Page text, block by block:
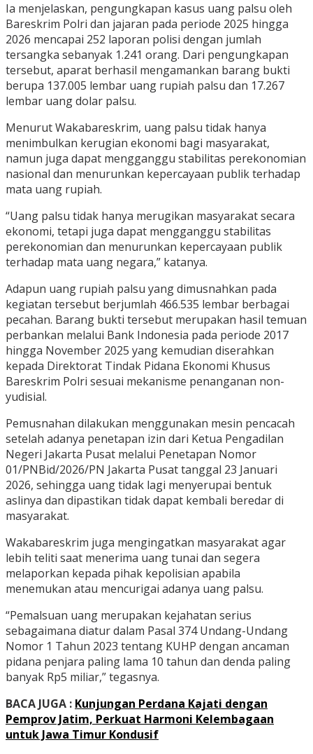
Ia menjelaskan, pengungkapan kasus uang palsu oleh
Bareskrim Polri dan jajaran pada periode 2025 hingga
2026 mencapai 252 laporan polisi dengan jumlah
tersangka sebanyak 1.241 orang. Dari pengungkapan
tersebut, aparat berhasil mengamankan barang bukti
berupa 137.005 lembar uang rupiah palsu dan 17.267
lembar uang dolar palsu.
Menurut Wakabareskrim, uang palsu tidak hanya
menimbulkan kerugian ekonomi bagi masyarakat,
namun juga dapat mengganggu stabilitas perekonomian
nasional dan menurunkan kepercayaan publik terhadap
mata uang rupiah.
“Uang palsu tidak hanya merugikan masyarakat secara
ekonomi, tetapi juga dapat mengganggu stabilitas
perekonomian dan menurunkan kepercayaan publik
terhadap mata uang negara,” katanya.
Adapun uang rupiah palsu yang dimusnahkan pada
kegiatan tersebut berjumlah 466.535 lembar berbagai
pecahan. Barang bukti tersebut merupakan hasil temuan
perbankan melalui Bank Indonesia pada periode 2017
hingga November 2025 yang kemudian diserahkan
kepada Direktorat Tindak Pidana Ekonomi Khusus
Bareskrim Polri sesuai mekanisme penanganan non-
yudisial.
Pemusnahan dilakukan menggunakan mesin pencacah
setelah adanya penetapan izin dari Ketua Pengadilan
Negeri Jakarta Pusat melalui Penetapan Nomor
01/PNBid/2026/PN Jakarta Pusat tanggal 23 Januari
2026, sehingga uang tidak lagi menyerupai bentuk
aslinya dan dipastikan tidak dapat kembali beredar di
masyarakat.
Wakabareskrim juga mengingatkan masyarakat agar
lebih teliti saat menerima uang tunai dan segera
melaporkan kepada pihak kepolisian apabila
menemukan atau mencurigai adanya uang palsu.
“Pemalsuan uang merupakan kejahatan serius
sebagaimana diatur dalam Pasal 374 Undang-Undang
Nomor 1 Tahun 2023 tentang KUHP dengan ancaman
pidana penjara paling lama 10 tahun dan denda paling
banyak Rp5 miliar,” tegasnya.
BACA JUGA : Kunjungan Perdana Kajati dengan
Pemprov Jatim, Perkuat Harmoni Kelembagaan
untuk Jawa Timur Kondusif